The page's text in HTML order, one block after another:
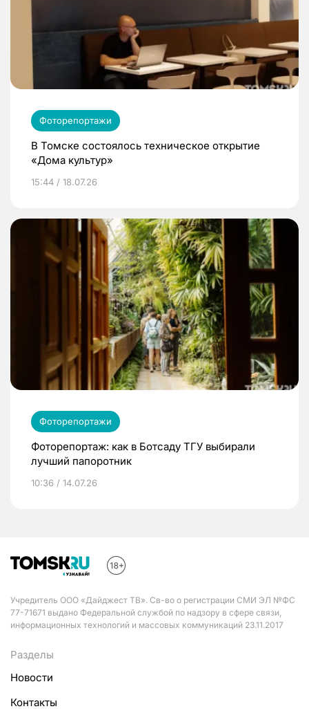
Фоторепортажи
В Томске состоялось техническое открытие
«Дома культур»
15:44 / 18.07.26
Фоторепортажи
Фоторепортаж: как в Ботсаду ТГУ выбирали
лучший папоротник
10:36 / 14.07.26
Учредитель ООО «Дайджест ТВ». Св-во о регистрации СМИ ЭЛ №ФС
77-71671 выдано Федеральной службой по надзору в сфере связи,
информационных технологий и массовых коммуникаций 23.11.2017
Разделы
Новости
Контакты